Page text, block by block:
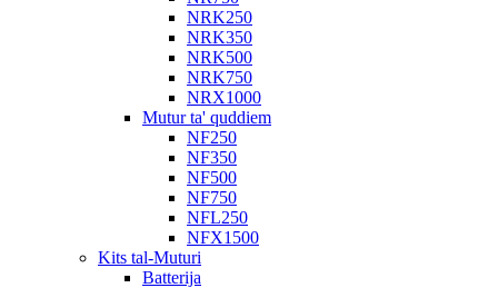
NRK250
NRK350
NRK500
NRK750
NRX1000
Mutur ta' quddiem
NF250
NF350
NF500
NF750
NFL250
NFX1500
Kits tal-Muturi
Batterija